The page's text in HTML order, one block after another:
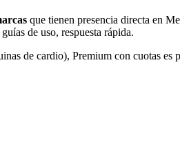
que tienen presencia directa en
de uso, respuesta rápida.
de cardio), Premium con cuotas